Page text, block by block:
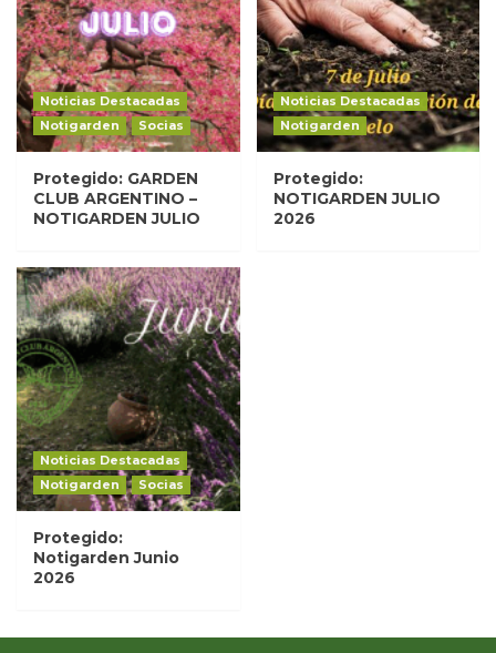
Noticias Destacadas
Notigarden
Socias
Protegido: GARDEN
CLUB ARGENTINO –
NOTIGARDEN JULIO
Noticias Destacadas
Notigarden
Protegido:
NOTIGARDEN JULIO
2026
Noticias Destacadas
Notigarden
Socias
Protegido:
Notigarden Junio
2026